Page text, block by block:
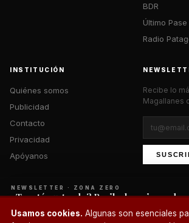
BDR
Último Pase
Radio
INSTITUCIÓN
Quiénes somos
Publicidad
Contacto
Privacidad
Apóyanos
Recibe lo
Magallanes
© 2026 Zona Zero Media. Todos los
Usamos cookies. Algunas son esenciales
NEWSLETTER · ZONA ZERO
¿Te está gustando? Recibe lo mejor cada
correo.